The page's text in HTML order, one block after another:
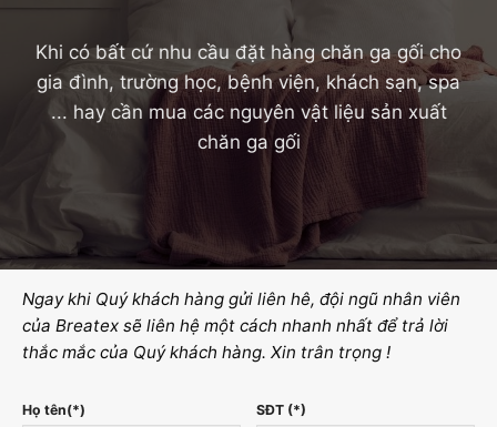
Khi có bất cứ nhu cầu đặt hàng chăn ga gối cho
gia đình, trường học, bệnh viện, khách sạn, spa
... hay cần mua các nguyên vật liệu sản xuất
chăn ga gối
Ngay khi Quý khách hàng gửi liên hê, đội ngũ nhân viên
của Breatex sẽ liên hệ một cách nhanh nhất để trả lời
thắc mắc của Quý khách hàng. Xin trân trọng !
Họ tên(*) SĐT (*)